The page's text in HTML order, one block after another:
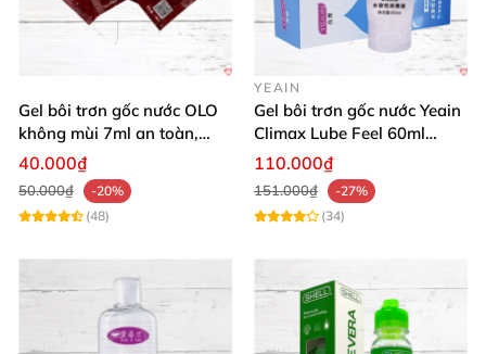
Gel bôi trơn gốc nước OLO
không mùi 7ml an toàn,
chất lượng
40.000₫
50.000₫
-20%
(48)
YEAIN
Gel bôi trơn gốc nước Yeain
Climax Lube Feel 60ml
Thăng hoa tối ưu
110.000₫
151.000₫
-27%
(34)